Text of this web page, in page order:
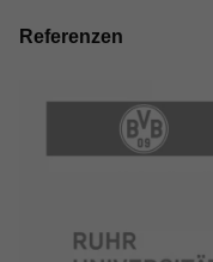
Referenzen